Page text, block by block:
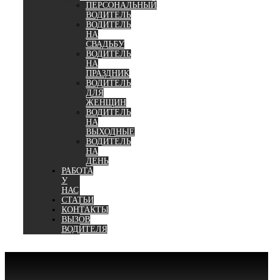
ПЕРСОНАЛЬНЫЙ
ВОДИТЕЛЬ
ВОДИТЕЛЬ
НА
СВАДЬБУ
ВОДИТЕЛЬ
НА
ПРАЗДНИК
ВОДИТЕЛЬ
ДЛЯ
ЖЕНЩИН
ВОДИТЕЛЬ
НА
ВЫХОДНЫЕ
ВОДИТЕЛЬ
НА
ДЕНЬ
РАБОТА
У
НАС
СТАТЬИ
КОНТАКТЫ
ВЫЗОВ
ВОДИТЕЛЯ